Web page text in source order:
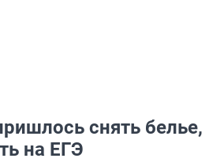
снять белье,
на ЕГЭ